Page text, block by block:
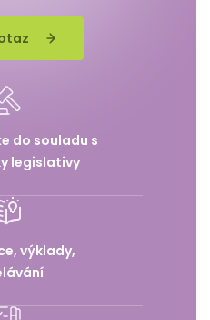
do souladu s
legislativy
výklady,